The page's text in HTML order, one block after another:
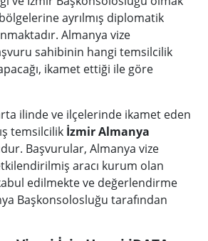
ayrılmış diplomatik
Almanya vize
sahibinin hangi temsilcilik
ikamet ettiği ile göre
ilinde ve ilçelerinde ikamet eden
temsilcilik İzmir Almanya
dur. Başvurular, Almanya vize
aracı kurum olan
edilmekte ve değerlendirme
Başkonsolosluğu tarafından